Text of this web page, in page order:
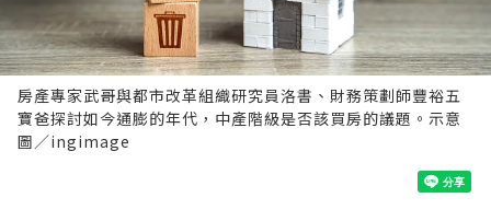
房產專家武哥與都市改革組織研究員洛書、財務策劃師豐裕五
寶爸探討如今通膨的年代，中產階級是否該買房的議題。示意
圖／ingimage